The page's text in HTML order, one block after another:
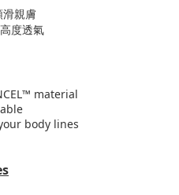
親膚
度透氣
material
body lines